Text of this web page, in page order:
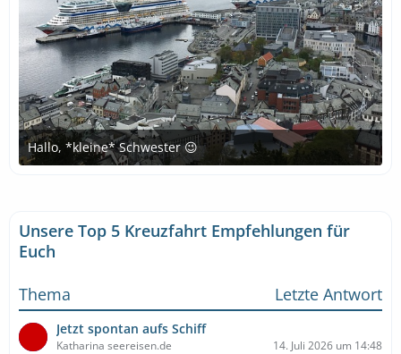
Hallo, *kleine* Schwester 😉
14. Mai 2019 um 17:28
Unsere Top 5 Kreuzfahrt Empfehlungen für
Euch
Thema
Letzte Antwort
Jetzt spontan aufs Schiff
Katharina seereisen.de 14. Juli 2026 um 14:48